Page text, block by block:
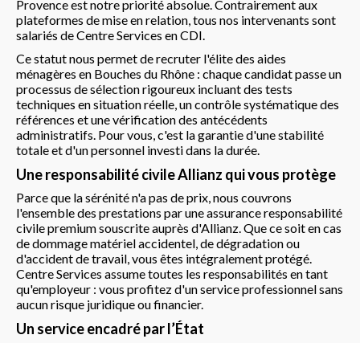
Provence est notre priorité absolue. Contrairement aux
plateformes de mise en relation, tous nos intervenants sont
salariés de Centre Services en CDI.
Ce statut nous permet de recruter l'élite des aides
ménagères en Bouches du Rhône : chaque candidat passe un
processus de sélection rigoureux incluant des tests
techniques en situation réelle, un contrôle systématique des
références et une vérification des antécédents
administratifs. Pour vous, c'est la garantie d'une stabilité
totale et d'un personnel investi dans la durée.
Une responsabilité civile Allianz qui vous protège
Parce que la sérénité n'a pas de prix, nous couvrons
l'ensemble des prestations par une assurance responsabilité
civile premium souscrite auprès d'Allianz. Que ce soit en cas
de dommage matériel accidentel, de dégradation ou
d'accident de travail, vous êtes intégralement protégé.
Centre Services assume toutes les responsabilités en tant
qu'employeur : vous profitez d'un service professionnel sans
aucun risque juridique ou financier.
Un service encadré par l’État